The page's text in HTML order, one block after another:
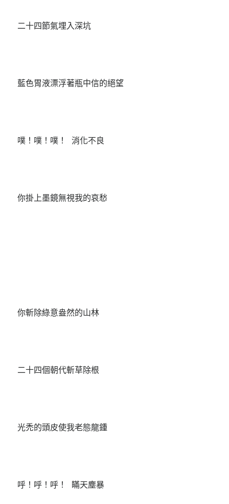
二十四節氣埋入深坑
藍色胃液漂浮著瓶中信的絕望
噗！噗！噗！ 消化不良
你掛上墨鏡無視我的哀愁
你斬除綠意盎然的山林
二十四個朝代斬草除根
光禿的頭皮使我老態龍鍾
呼！呼！呼！ 瞞天塵暴